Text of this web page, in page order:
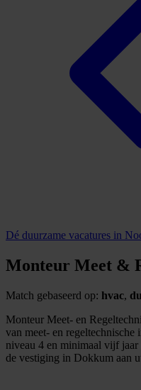
Dé duurzame vacatures in
Monteur Meet &
Match gebaseerd op: hvac,
Monteur Meet- en
van meet- en
niveau 4 en minimaal vijf
de vestiging in Dokkum aan